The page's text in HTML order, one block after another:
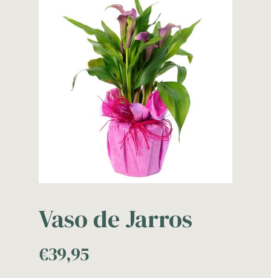
Vaso de Jarros
€39,95